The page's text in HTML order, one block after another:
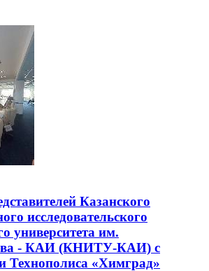
Казанского
исследовательского
университета им.
- КАИ (КНИТУ-КАИ) с
Технополиса «Химград»